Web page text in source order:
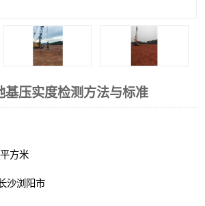
基压实度检测方法与标准
方米
沙浏阳市